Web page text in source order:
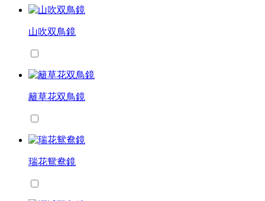
山吹双鳥鏡
籬草花双鳥鏡
瑞花鴛鴦鏡